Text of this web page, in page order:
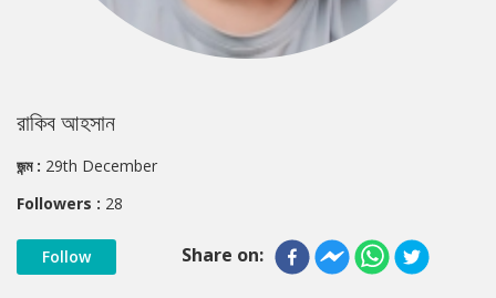
রাকিব আহসান
জন্ম : 29th December
Followers : 28
Follow Share on: